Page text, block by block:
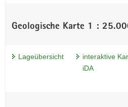
Geologische Karte 1 :
Lageübersicht
interaktive
iDA